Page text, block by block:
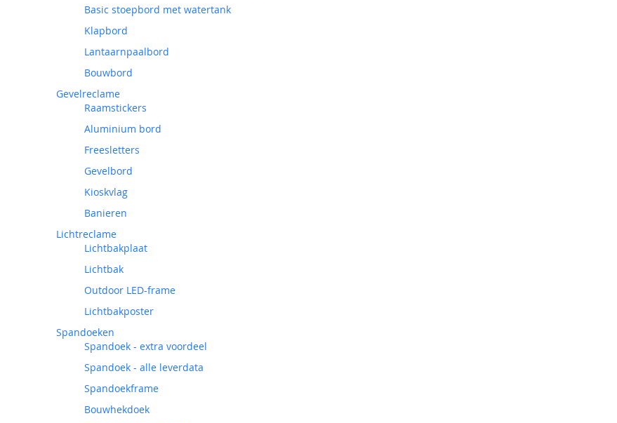
Basic stoepbord met watertank
Klapbord
Lantaarnpaalbord
Bouwbord
Gevelreclame
Raamstickers
Aluminium bord
Freesletters
Gevelbord
Kioskvlag
Banieren
Lichtreclame
Lichtbakplaat
Lichtbak
Outdoor LED-frame
Lichtbakposter
Spandoeken
Spandoek - extra voordeel
Spandoek - alle leverdata
Spandoekframe
Bouwhekdoek